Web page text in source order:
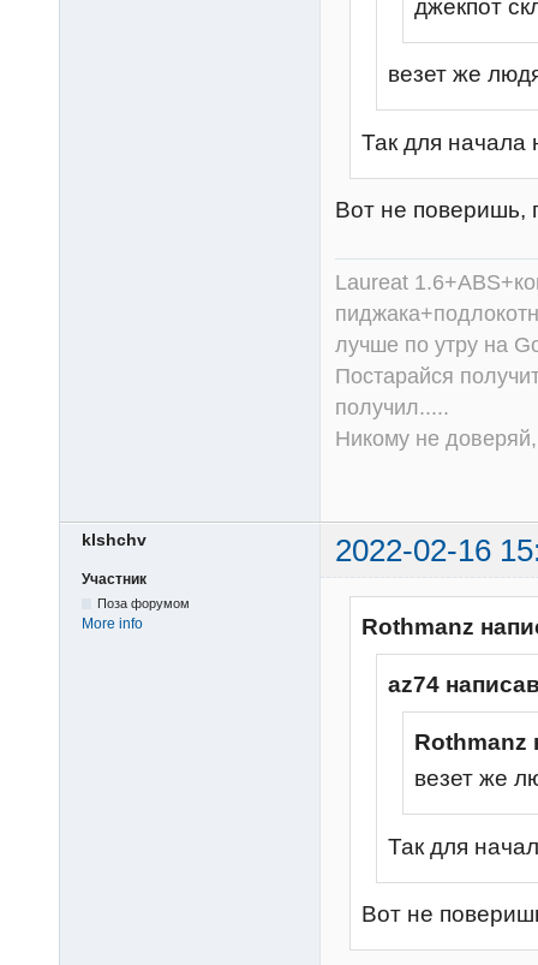
джекпот
везет же
Так для начала
Вот не поверишь,
Laureat
лучше по утру на
Постарайся
получил.....
Никому не
klshchv 2022-02-16
Участник
Поза форумом
More info Rothmanz
az74
Rothmanz
везет же
Так для
Вот не